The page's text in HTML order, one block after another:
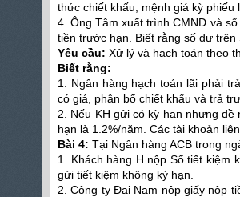
thức chiết khấu, mệnh giá kỳ phiếu
4. Ông Tâm xuất trình CMND và
tiền trước hạn. Biết rằng số dư trên
Yêu cầu: Xử lý và hạch toán theo
Biết rằng:
1. Ngân hàng hạch toán lãi phải
có giá, phân bổ chiết khấu và trả
2. Nếu KH gửi có kỳ hạn nhưng
hạn là 1.2%/năm. Các tài khoản
Bài 4: Tại Ngân hàng ACB trong
1. Khách hàng H nộp Sổ tiết kiệm
gửi tiết kiệm không kỳ hạn.
2. Công ty Đại Nam nộp giấy nộp